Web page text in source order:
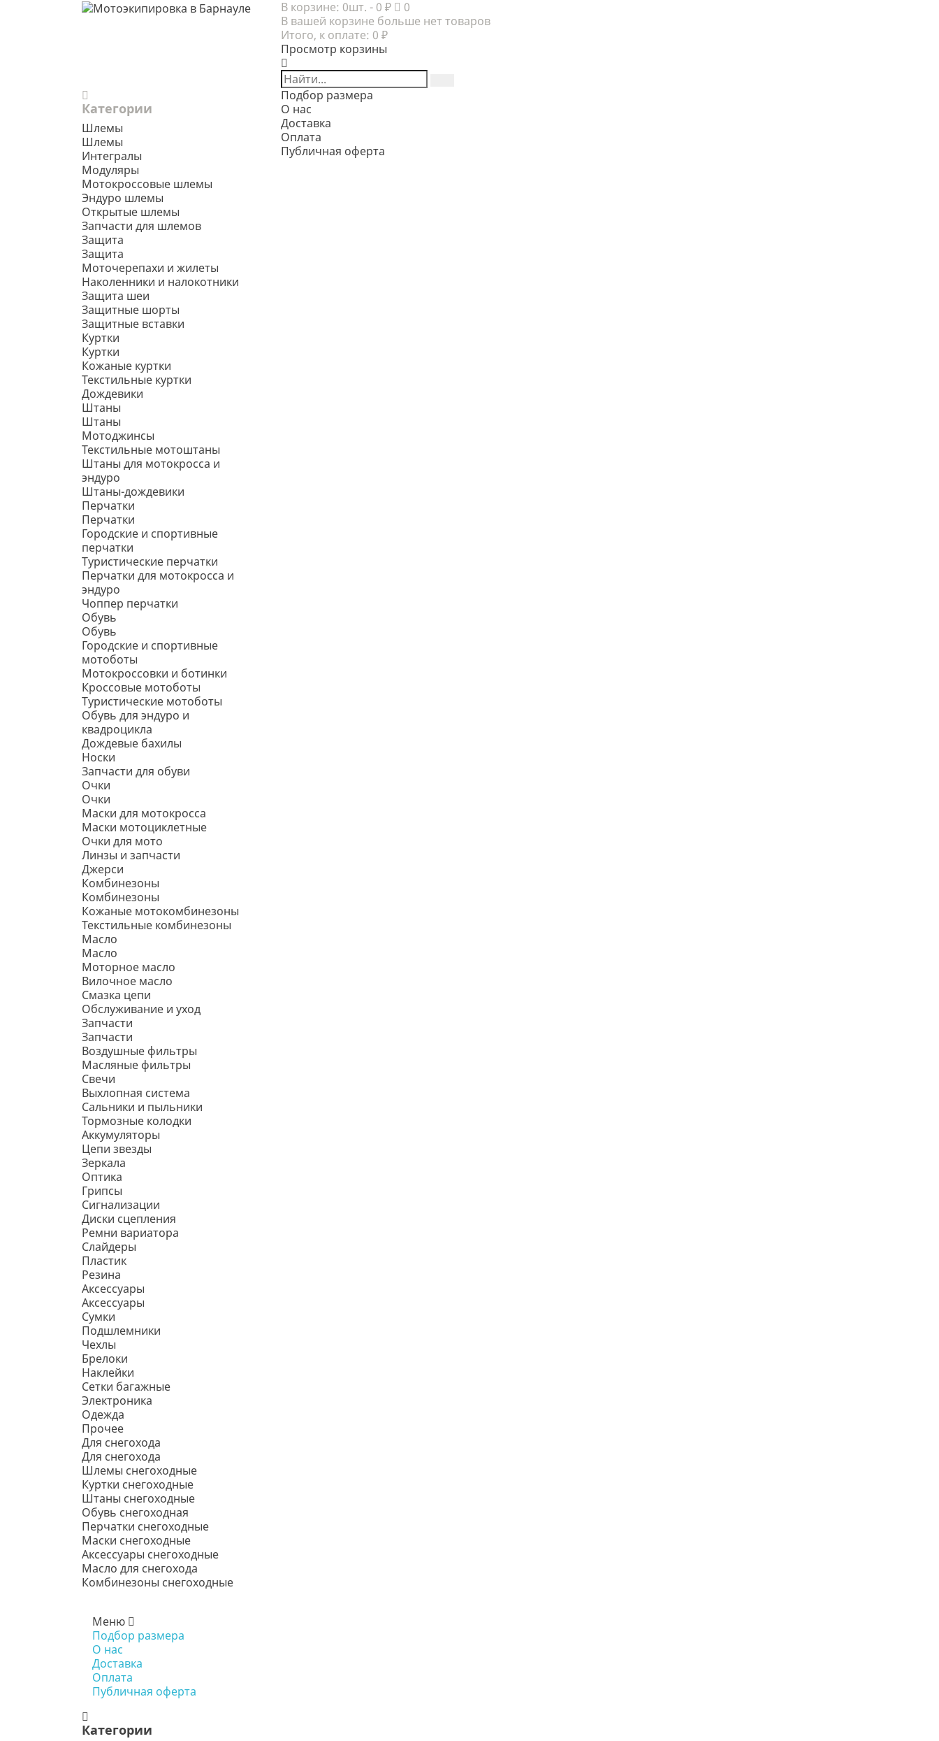
В корзине: 0шт. - 0 ₽
0
В вашей корзине больше нет товаров
Итого, к оплате: 0 ₽
Просмотр корзины
Категории
Шлемы
Шлемы
Интегралы
Модуляры
Мотокроссовые шлемы
Эндуро шлемы
Открытые шлемы
Запчасти для шлемов
Защита
Защита
Моточерепахи и жилеты
Наколенники и налокотники
Защита шеи
Защитные шорты
Защитные вставки
Куртки
Куртки
Кожаные куртки
Текстильные куртки
Дождевики
Штаны
Штаны
Мотоджинсы
Текстильные мотоштаны
Штаны для мотокросса и
эндуро
Штаны-дождевики
Перчатки
Перчатки
Городские и спортивные
перчатки
Туристические перчатки
Перчатки для мотокросса и
эндуро
Чоппер перчатки
Обувь
Обувь
Городские и спортивные
мотоботы
Мотокроссовки и ботинки
Кроссовые мотоботы
Туристические мотоботы
Обувь для эндуро и
квадроцикла
Дождевые бахилы
Носки
Запчасти для обуви
Очки
Очки
Маски для мотокросса
Маски мотоциклетные
Очки для мото
Линзы и запчасти
Джерси
Комбинезоны
Комбинезоны
Кожаные мотокомбинезоны
Текстильные комбинезоны
Масло
Масло
Моторное масло
Вилочное масло
Смазка цепи
Обслуживание и уход
Запчасти
Запчасти
Воздушные фильтры
Масляные фильтры
Свечи
Выхлопная система
Сальники и пыльники
Тормозные колодки
Аккумуляторы
Цепи звезды
Зеркала
Оптика
Грипсы
Сигнализации
Диски сцепления
Ремни вариатора
Слайдеры
Пластик
Резина
Аксессуары
Аксессуары
Сумки
Подшлемники
Чехлы
Брелоки
Наклейки
Сетки багажные
Электроника
Одежда
Прочее
Для снегохода
Для снегохода
Шлемы снегоходные
Куртки снегоходные
Штаны снегоходные
Обувь снегоходная
Перчатки снегоходные
Маски снегоходные
Аксессуары снегоходные
Масло для снегохода
Комбинезоны снегоходные
Подбор размера
О нас
Доставка
Оплата
Публичная оферта
Меню
Подбор размера
О нас
Доставка
Оплата
Публичная оферта
Категории